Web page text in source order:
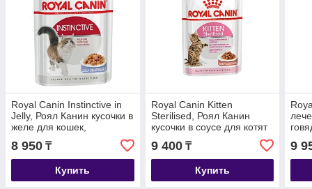
Royal Canin Instinctive in
Jelly, Роял Канин кусочки в
желе для кошек,
профилактика МКБ,
уп.12*85 гр
8 950 ₸
Купить
Royal Canin Kitten
Sterilised, Роял Канин
кусочки в соусе для котят
от 6 месяцев, уп 12шт* 85
гр
9 400₸
Купить
9